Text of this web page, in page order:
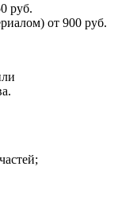
руб.
от 900 руб.